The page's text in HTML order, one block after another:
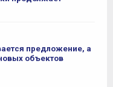
предложение, а
объектов